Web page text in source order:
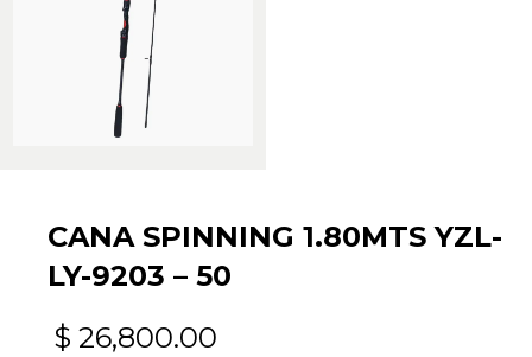
CANA SPINNING 1.80MTS YZL-
LY-9203 – 50
$ 26,800.00